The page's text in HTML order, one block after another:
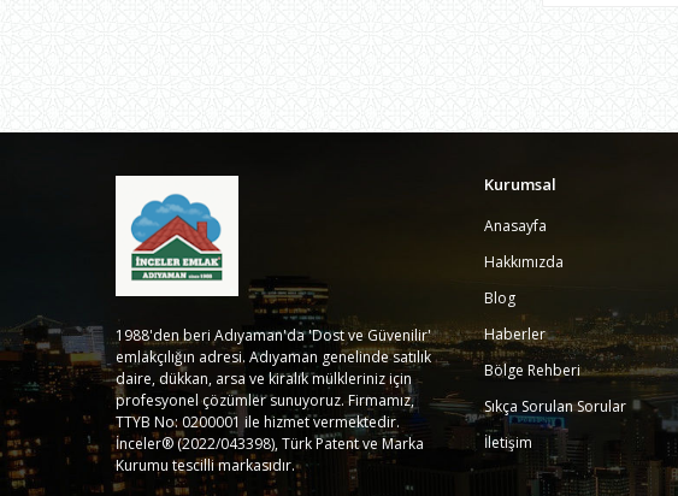
1988'den beri Adıyaman'da 'Dost ve Güvenilir'
emlakçılığın adresi. Adıyaman genelinde satılık
daire, dükkan, arsa ve kiralık mülkleriniz için
profesyonel çözümler sunuyoruz. Firmamız,
TTYB No: 0200001 ile hizmet vermektedir.
İnceler® (2022/043398), Türk Patent ve Marka
Kurumu tescilli markasıdır.
Kurumsal
Anasayfa
Hakkımızda
Blog
Haberler
Bölge Rehberi
Sıkça Sorulan Sorular
İletişim